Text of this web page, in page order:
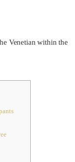
Venetian within the